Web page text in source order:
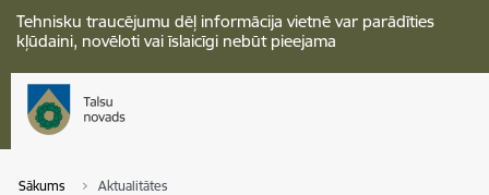
Tehnisku traucējumu dēļ informācija vietnē var parādīties
kļūdaini, novēloti vai īslaicīgi nebūt pieejama
Sākums Aktualitātes